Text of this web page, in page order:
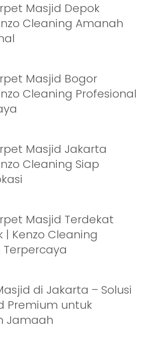
Masjid Depok
Cleaning Amanah
Masjid Bogor
Cleaning Profesional
Masjid Jakarta
Cleaning Siap
Masjid Terdekat
Kenzo Cleaning
Terpercaya
di Jakarta – Solusi
Premium untuk
Jamaah